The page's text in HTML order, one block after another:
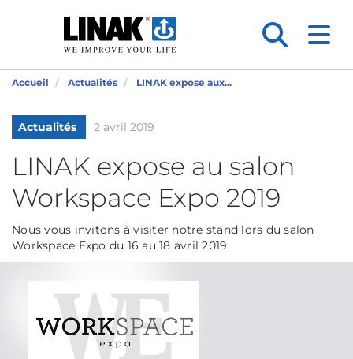
Accueil Actualités LINAK expose aux...
Actualités 2 avril 2019
LINAK expose au salon
Workspace Expo 2019
Nous vous invitons à visiter notre stand lors du salon
Workspace Expo du 16 au 18 avril 2019